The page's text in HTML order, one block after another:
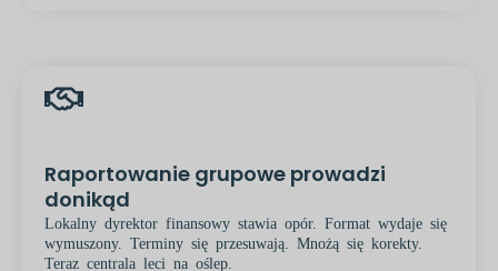
Raportowanie grupowe prowadzi
donikąd
Lokalny dyrektor finansowy stawia opór. Format wydaje się
wymuszony. Terminy się przesuwają. Mnożą się korekty.
Teraz centrala leci na oślep.